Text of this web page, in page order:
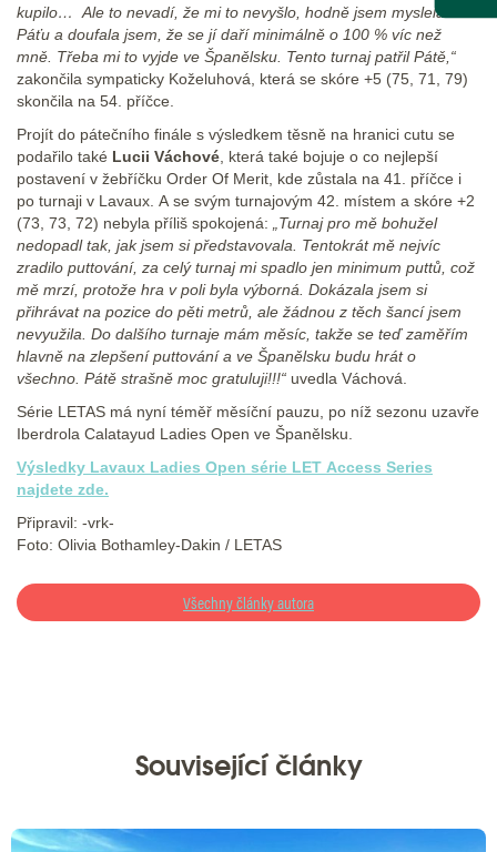
kupilo… Ale to nevadí, že mi to nevyšlo, hodně jsem myslela na
Páťu a doufala jsem, že se jí daří minimálně o 100 % víc než
mně. Třeba mi to vyjde ve Španělsku. Tento turnaj patřil Pátě,“
zakončila sympaticky Koželuhová, která se skóre +5 (75, 71, 79)
skončila na 54. příčce.
Projít do pátečního finále s výsledkem těsně na hranici cutu se
podařilo také Lucii Váchové , která také bojuje o co nejlepší
postavení v žebříčku Order Of Merit, kde zůstala na 41. příčce i
po turnaji v Lavaux. A se svým turnajovým 42. místem a skóre +2
(73, 73, 72) nebyla příliš spokojená:
„Turnaj pro mě bohužel
nedopadl tak, jak jsem si představovala. Tentokrát mě nejvíc
zradilo puttování, za celý turnaj mi spadlo jen minimum puttů, což
mě mrzí, protože hra v poli byla výborná. Dokázala jsem si
přihrávat na pozice do pěti metrů, ale žádnou z těch šancí jsem
nevyužila. Do dalšího turnaje mám měsíc, takže se teď zaměřím
hlavně na zlepšení puttování a ve Španělsku budu hrát o
všechno. Pátě strašně moc gratuluji!!!“ uvedla Váchová.
Série LETAS má nyní téměř měsíční pauzu, po níž sezonu uzavře
Iberdrola Calatayud Ladies Open ve Španělsku.
Výsledky Lavaux Ladies Open série LET Access Series
najdete zde.
Připravil: -vrk-
Foto: Olivia Bothamley-Dakin / LETAS
Všechny články autora
Související články